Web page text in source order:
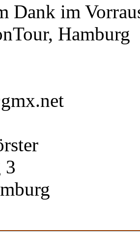
Dank im
Hamburg
3